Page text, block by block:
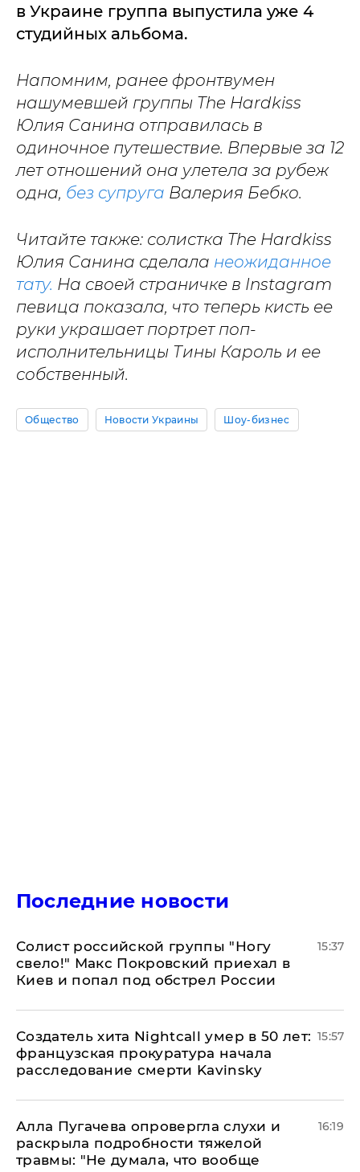
в Украине группа выпустила уже 4
студийных альбома.
Напомним, ранее фронтвумен
нашумевшей группы The Hardkiss
Юлия Санина отправилась в
одиночное путешествие. Впервые за 12
лет отношений она улетела за рубеж
одна, без супруга Валерия Бебко.
Читайте также: солистка The Hardkiss
Юлия Санина сделала неожиданное
тату. На своей страничке в Instagram
певица показала, что теперь кисть ее
руки украшает портрет поп-
исполнительницы Тины Кароль и ее
собственный.
Общество Новости Украины Шоу-бизнес
Последние новости
Солист российской группы "Ногу
свело!" Макс Покровский приехал в
Киев и попал под обстрел России
15:37
Создатель хита Nightcall умер в 50 лет:
французская прокуратура начала
расследование смерти Kavinsky
15:57
Алла Пугачева опровергла слухи и
раскрыла подробности тяжелой
травмы: "Не думала, что вообще
16:19